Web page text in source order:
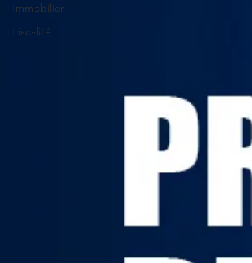
Immobilier
Fiscalité